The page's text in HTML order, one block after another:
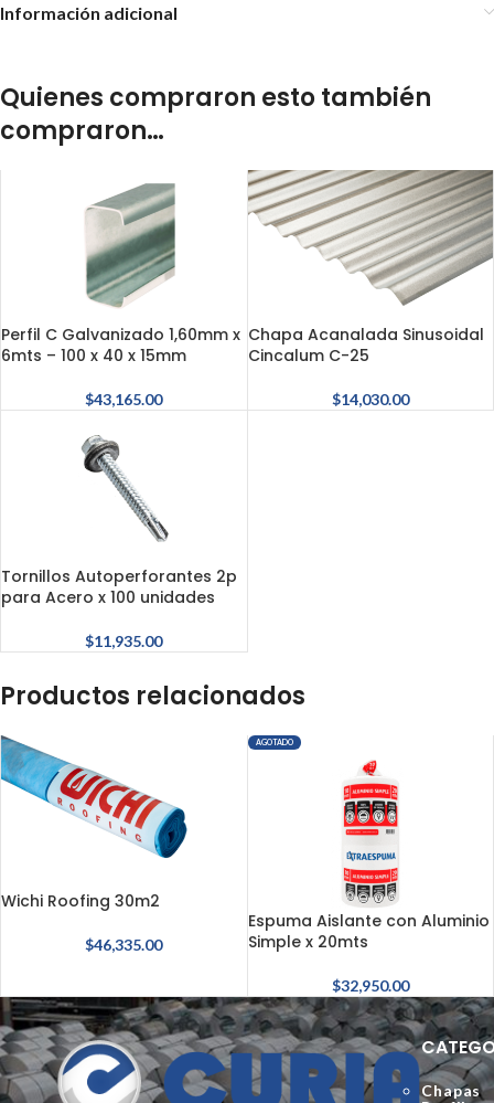
Información adicional
Quienes compraron esto también
compraron…
Perfil C Galvanizado 1,60mm x
6mts – 100 x 40 x 15mm
$43,165.00
Chapa Acanalada Sinusoidal
Cincalum C-25
$14,030.00
Tornillos Autoperforantes 2p
para Acero x 100 unidades
$11,935.00
Productos relacionados
Wichi Roofing 30m2
$46,335.00
AGOTADO
Espuma Aislante con Aluminio
Simple x 20mts
$32,950.00
Chapas